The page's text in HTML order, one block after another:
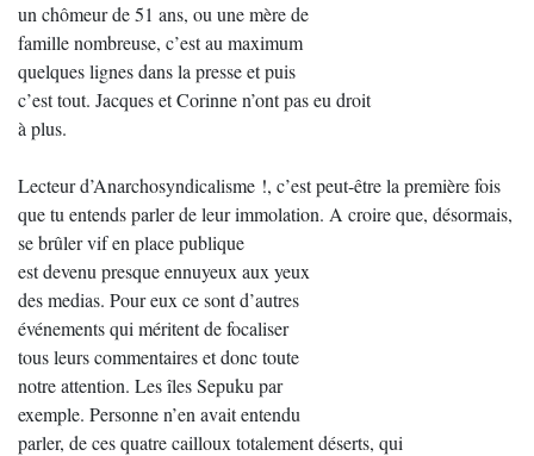
un chômeur de 51 ans, ou une mère de
famille nombreuse, c’est au maximum
quelques lignes dans la presse et puis
c’est tout. Jacques et Corinne n’ont pas eu droit
à plus.
Lecteur d’Anarchosyndicalisme !, c’est peut-être la première fois
que tu entends parler de leur immolation. A croire que, désormais,
se brûler vif en place publique
est devenu presque ennuyeux aux yeux
des medias. Pour eux ce sont d’autres
événements qui méritent de focaliser
tous leurs commentaires et donc toute
notre attention. Les îles Sepuku par
exemple. Personne n’en avait entendu
parler, de ces quatre cailloux totalement déserts, qui